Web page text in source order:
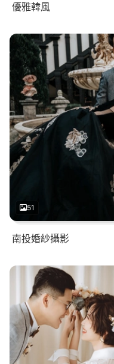
優雅韓風
51
南投婚紗攝影